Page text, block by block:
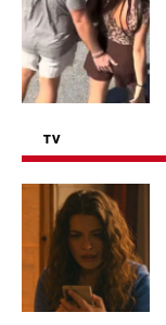
TV